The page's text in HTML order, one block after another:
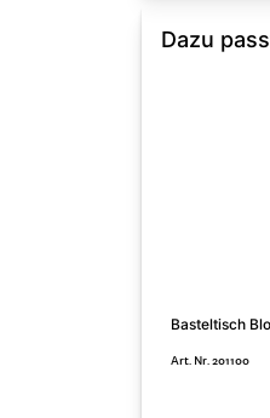
Dazu
Basteltisch
Art. Nr. 201100